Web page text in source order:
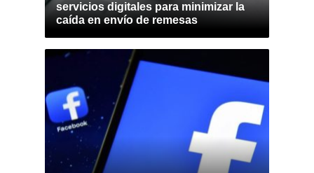
servicios digitales para minimizar la
caída en envío de remesas